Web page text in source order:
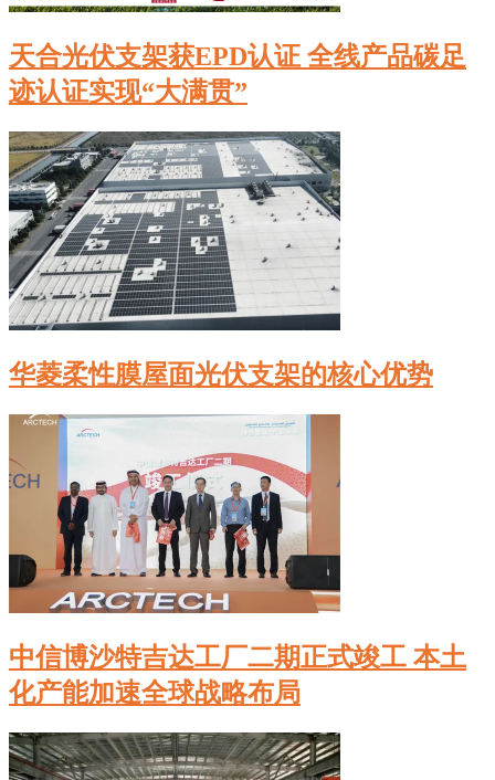
天合光伏支架获EPD认证 全线产品碳足
迹认证实现“大满贯”
华菱柔性膜屋面光伏支架的核心优势
中信博沙特吉达工厂二期正式竣工 本土
化产能加速全球战略布局